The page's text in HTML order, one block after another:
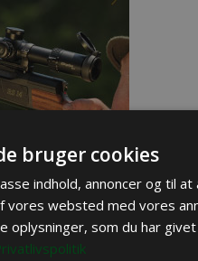
ikke forstås sådan, at
sat ud. Det gør ikke
kan nå
bruger cookies
indhold, annoncer og til
vores websted med vores
oplysninger, som du har